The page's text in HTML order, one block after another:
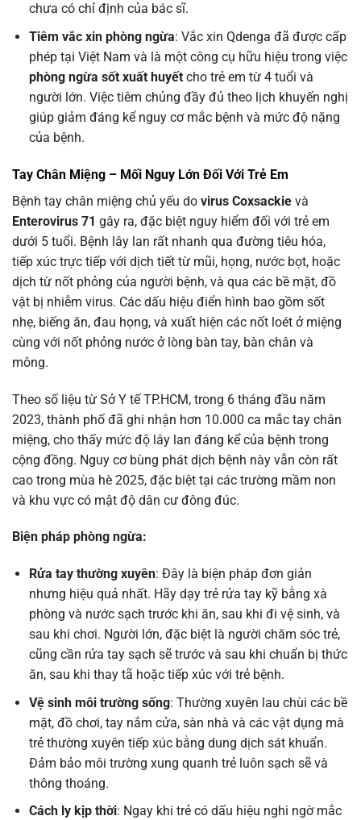
chưa có chỉ định của bác sĩ.
Tiêm vắc xin phòng ngừa: Vắc xin Qdenga đã được cấp
phép tại Việt Nam và là một công cụ hữu hiệu trong việc
phòng ngừa sốt xuất huyếtcho trẻ em từ 4 tuổi và
người lớn. Việc tiêm chủng đầy đủ theo lịch khuyến nghị
giúp giảm đáng kể nguy cơ mắc bệnh và mức độ nặng
của bệnh.
Tay Chân Miệng – Mối Nguy Lớn Đối Với Trẻ Em
Bệnh tay chân miệng chủ yếu do virus Coxsackie và
Enterovirus 71 gây ra, đặc biệt nguy hiểm đối với trẻ em
dưới 5 tuổi. Bệnh lây lan rất nhanh qua đường tiêu hóa,
tiếp xúc trực tiếp với dịch tiết từ mũi, họng, nước bọt, hoặc
dịch từ nốt phỏng của người bệnh, và qua các bề mặt, đồ
vật bị nhiễm virus. Các dấu hiệu điển hình bao gồm sốt
nhẹ, biếng ăn, đau họng, và xuất hiện các nốt loét ở miệng
cùng với nốt phỏng nước ở lòng bàn tay, bàn chân và
mông.
Theo số liệu từ Sở Y tế TP.HCM, trong 6 tháng đầu năm
2023, thành phố đã ghi nhận hơn 10.000 ca mắc tay chân
miệng, cho thấy mức độ lây lan đáng kể của bệnh trong
cộng đồng. Nguy cơ bùng phát dịch bệnh này vẫn còn rất
cao trong mùa hè 2025, đặc biệt tại các trường mầm non
và khu vực có mật độ dân cư đông đúc.
Biện pháp phòng ngừa:
Rửa tay thường xuyên: Đây là biện pháp đơn giản
nhưng hiệu quả nhất. Hãy dạy trẻ rửa tay kỹ bằng xà
phòng và nước sạch trước khi ăn, sau khi đi vệ sinh, và
sau khi chơi. Người lớn, đặc biệt là người chăm sóc trẻ,
cũng cần rửa tay sạch sẽ trước và sau khi chuẩn bị thức
ăn, sau khi thay tã hoặc tiếp xúc với trẻ bệnh.
Vệ sinh môi trường sống: Thường xuyên lau chùi các bề
mặt, đồ chơi, tay nắm cửa, sàn nhà và các vật dụng mà
trẻ thường xuyên tiếp xúc bằng dung dịch sát khuẩn.
Đảm bảo môi trường xung quanh trẻ luôn sạch sẽ và
thông thoáng.
Cách ly kịp thời: Ngay khi trẻ có dấu hiệu nghi ngờ mắc